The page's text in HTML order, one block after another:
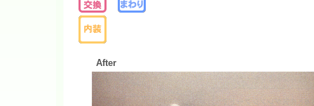
After